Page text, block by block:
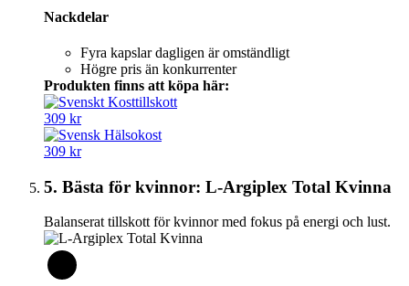
Nackdelar
Fyra kapslar dagligen är omständligt
Högre pris än konkurrenter
Produkten finns att köpa här:
309 kr
309 kr
5. Bästa för kvinnor: L-Argiplex Total Kvinna
Balanserat tillskott för kvinnor med fokus på energi och lust.